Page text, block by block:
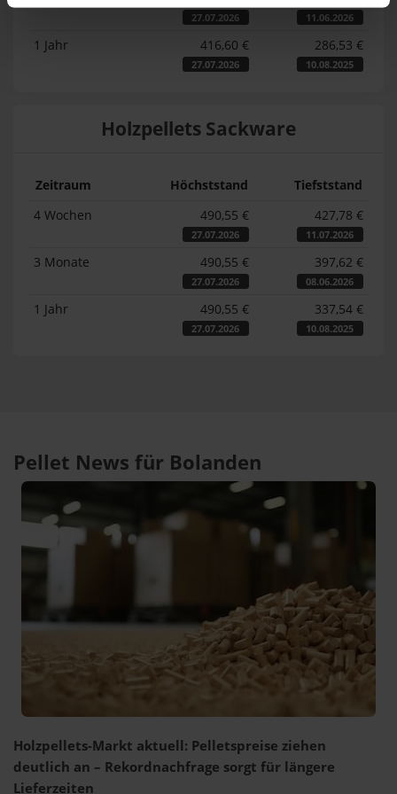
27.07.2026 11.06.2026
1 Jahr 416,60 €
27.07.2026
286,53 €
10.08.2025
Holzpellets Sackware
Zeitraum Höchststand
Tiefststand
4 Wochen
490,55 €
27.07.2026
427,78 €
11.07.2026
3 Monate 490,55 €
27.07.2026
397,62 €
08.06.2026
1 Jahr 490,55 €
27.07.2026
337,54 €
10.08.2025
Pellet News für Bolanden
Holzpellets-Markt aktuell: Pelletspreise ziehen
deutlich an – Rekordnachfrage sorgt für längere
Lieferzeiten